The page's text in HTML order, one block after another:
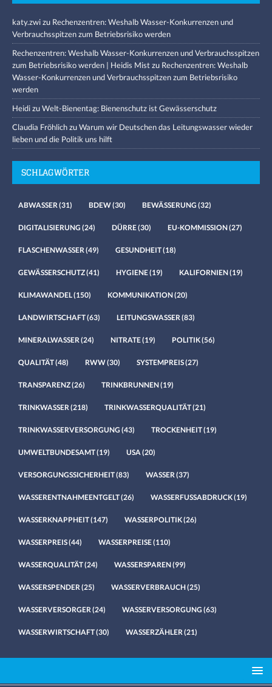
katy.zwizu Rechenzentren: Weshalb Wasser-Konkurrenzen und
Verbrauchsspitzen zum Betriebsrisiko werden
Rechenzentren: Weshalb Wasser-Konkurrenzen und Verbrauchsspitzen
zum Betriebsrisiko werden | Heidis Mistzu Rechenzentren: Weshalb
Wasser-Konkurrenzen und Verbrauchsspitzen zum Betriebsrisiko
werden
HeidizuWelt-Bienentag: Bienenschutz ist Gewässerschutz
Claudia FröhlichzuWarum wir Deutschen das Leitungswasser wieder
lieben und die Politik uns hilft
SCHLAGWÖRTER
ABWASSER (31) BDEW(30) BEWÄSSERUNG (32)
DIGITALISIERUNG (24) DÜRRE(30) EU-KOMMISSION(27)
FLASCHENWASSER (49) GESUNDHEIT(18)
GEWÄSSERSCHUTZ(41) HYGIENE(19) KALIFORNIEN(19)
KLIMAWANDEL(150) KOMMUNIKATION(20)
LANDWIRTSCHAFT(63) LEITUNGSWASSER (83)
MINERALWASSER (24) NITRATE(19) POLITIK(56)
QUALITÄT(48) RWW(30) SYSTEMPREIS(27)
TRANSPARENZ(26) TRINKBRUNNEN(19)
TRINKWASSER (218) TRINKWASSERQUALITÄT(21)
TRINKWASSERVERSORGUNG (43) TROCKENHEIT(19)
UMWELTBUNDESAMT(19) USA (20)
VERSORGUNGSSICHERHEIT(83) WASSER (37)
WASSERENTNAHMEENTGELT(26) WASSERFUSSABDRUCK(19)
WASSERKNAPPHEIT(147) WASSERPOLITIK(26)
WASSERPREIS(44) WASSERPREISE(110)
WASSERQUALITÄT(24) WASSERSPAREN(99)
WASSERSPENDER (25) WASSERVERBRAUCH(25)
WASSERVERSORGER (24) WASSERVERSORGUNG (63)
WASSERWIRTSCHAFT(30) WASSERZÄHLER (21)